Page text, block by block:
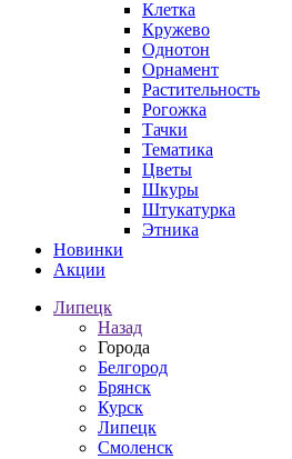
Клетка
Кружево
Однотон
Орнамент
Растительность
Рогожка
Тачки
Тематика
Цветы
Шкуры
Штукатурка
Этника
Новинки
Акции
Липецк
Назад
Города
Белгород
Брянск
Курск
Липецк
Смоленск